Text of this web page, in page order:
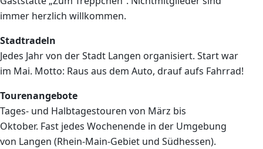
immer herzlich willkommen.
Stadtradeln
Jedes Jahr von der Stadt Langen organisiert. Start war
im Mai. Motto: Raus aus dem Auto, drauf aufs Fahrrad!
Tourenangebote
Tages- und Halbtagestouren von März bis
Oktober. Fast jedes Wochenende in der Umgebung
von Langen (Rhein-Main-Gebiet und Südhessen).